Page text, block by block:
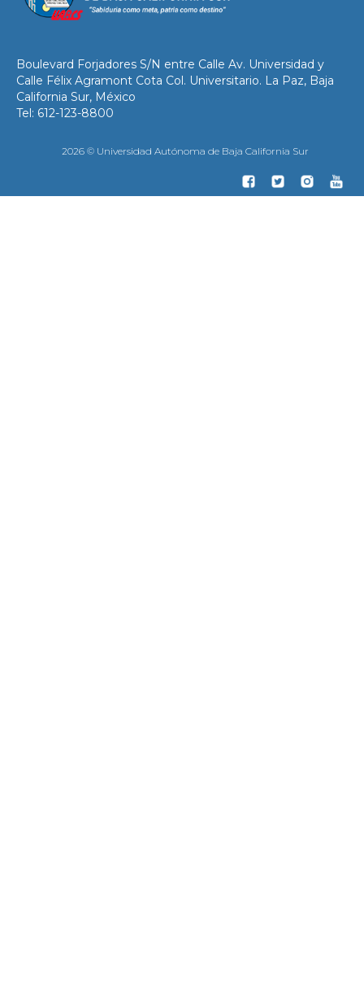
Boulevard Forjadores S/N entre Calle Av. Universidad y
Calle Félix Agramont Cota Col. Universitario. La Paz, Baja
California Sur, México
Tel: 612-123-8800
2026 © Universidad Autónoma de Baja California Sur